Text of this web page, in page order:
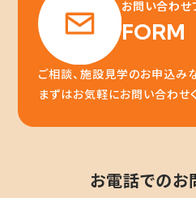
お問い合わせ
FORM
ご相談、施設見学のお申込みな
まずはお気軽にお問い合わせく
お電話でのお